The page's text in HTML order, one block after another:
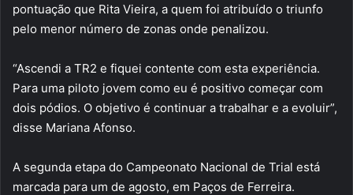
pontuação que Rita Vieira, a quem foi atribuído o triunfo
pelo menor número de zonas onde penalizou.
“Ascendi a TR2 e fiquei contente com esta experiência.
Para uma piloto jovem como eu é positivo começar com
dois pódios. O objetivo é continuar a trabalhar e a evoluir”,
disse Mariana Afonso.
A segunda etapa do Campeonato Nacional de Trial está
marcada para um de agosto, em Paços de Ferreira.